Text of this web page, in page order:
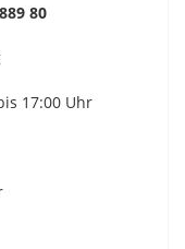
80
17:00 Uhr